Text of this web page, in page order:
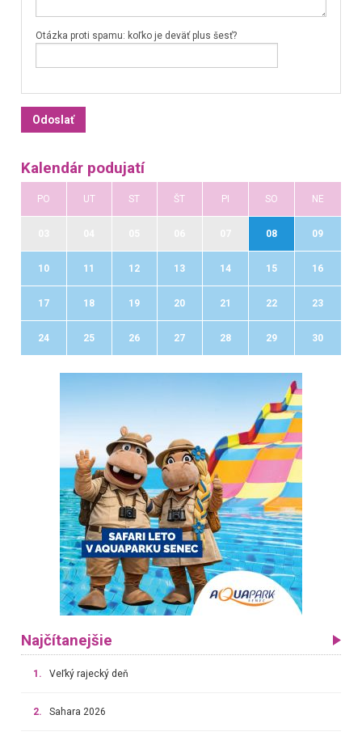
Otázka proti spamu: koľko je deväť plus šesť?
Kalendár podujatí
PO UT ST ŠT PI SO NE
08 09
10 11 12 13 14 15 16
17 18 19 20 21 22 23
24 25 26 27 28 29 30
Najčítanejšie
1. Veľký rajecký deň
2. Sahara 2026